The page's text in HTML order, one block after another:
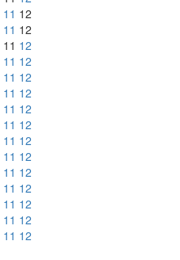
11 12
11 12
11 12
11 12
11 12
11 12
11 12
11 12
11 12
11 12
11 12
11 12
11 12
11 12
11 12